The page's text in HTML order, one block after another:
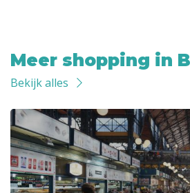
Meer shopping in
Bekijk alles